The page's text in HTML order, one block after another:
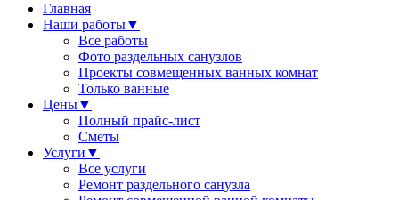
Главная
Наши работы▼
Все работы
Фото раздельных санузлов
Проекты совмещенных ванных комнат
Только ванные
Цены▼
Полный прайс-лист
Сметы
Услуги ▼
Все услуги
Ремонт раздельного санузла